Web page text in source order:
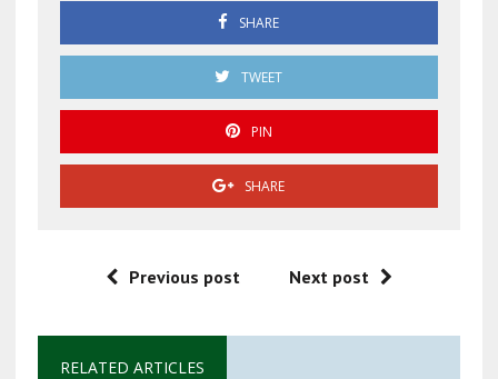
SHARE
TWEET
PIN
SHARE
Previous post Next post
RELATED ARTICLES